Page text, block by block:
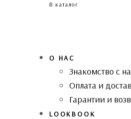
В каталог
О НАС
Знакомство с
Оплата и
Гарантии и
LOOKBOOK